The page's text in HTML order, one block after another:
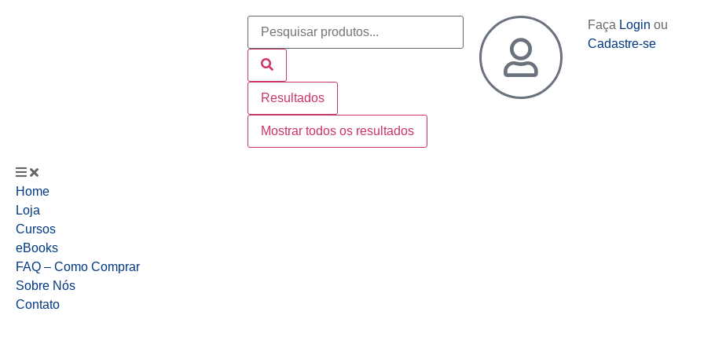
Resultados
Mostrar todos os resultados
Faça Login ou
Cadastre-se
Home
Loja
Cursos
eBooks
FAQ – Como Comprar
Sobre Nós
Contato